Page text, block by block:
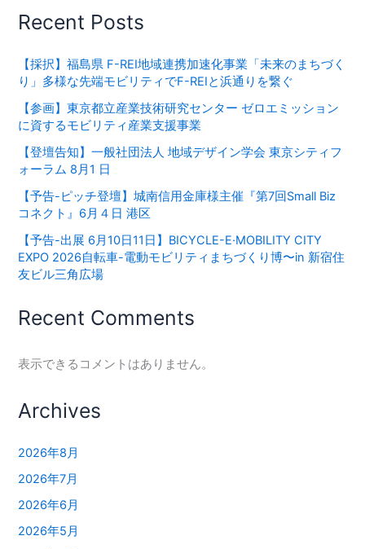
Recent Posts
【採択】福島県 F-REI地域連携加速化事業「未来のまちづく
り」多様な先端モビリティでF-REIと浜通りを繋ぐ
【参画】東京都立産業技術研究センター ゼロエミッション
に資するモビリティ産業支援事業
【登壇告知】一般社団法人 地域デザイン学会 東京シティフ
ォーラム 8月1 日
【予告-ピッチ登壇】城南信用金庫様主催『第7回Small Biz
コネクト』6月４日 港区
【予告-出展 6月10日11日】BICYCLE-E·MOBILITY CITY
EXPO 2026⾃転⾞-電動モビリティまちづくり博〜in 新宿住
友ビル三⾓広場
Recent Comments
表示できるコメントはありません。
Archives
2026年8月
2026年7月
2026年6月
2026年5月